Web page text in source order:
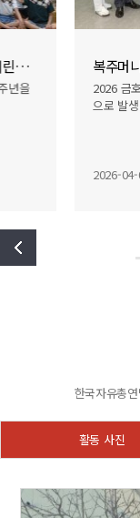
참전영웅과 함께하는 6.25전쟁 어린이 교육
년을
복주머
2026 금
으로 발
2026-
한국자유총
활동 사진